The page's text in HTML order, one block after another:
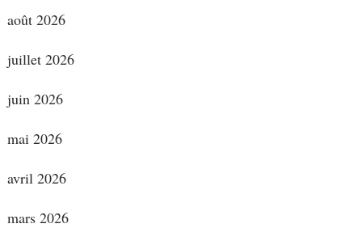
août 2026
juillet 2026
juin 2026
mai 2026
avril 2026
mars 2026